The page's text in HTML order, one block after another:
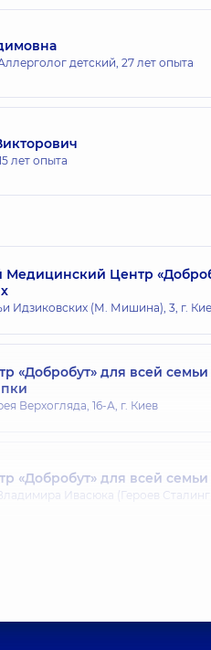
детский, 27 лет опыта
лет опыта
Центр
Идзиковских (М. Мишина), 3, г.
«Добробут» для всей
Верхогляда, 16-А, г. Киев
«Добробут» для всей
Ивасюка (Героев